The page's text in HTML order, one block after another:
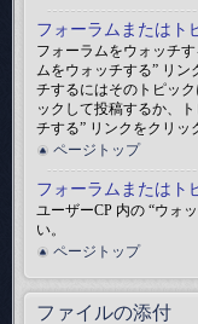
フォーラムまたはト
フォーラムをウォッチ
ムをウォッチする” リン
チするにはそのトピッ
ックして投稿するか、
チする” リンクをクリッ
ページトップ
フォーラムまたはト
ユーザーCP 内の “ウォ
い。
ページトップ
ファイルの添付